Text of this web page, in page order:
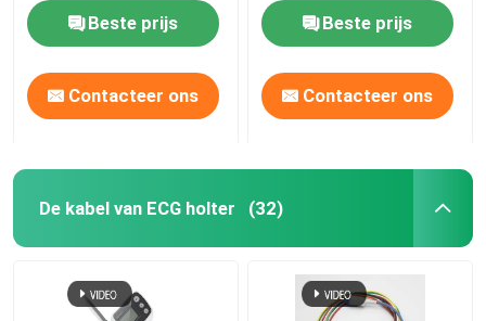
Beste prijs
Contacteer ons
Beste prijs
Contacteer ons
De kabel van ECG holter (32)